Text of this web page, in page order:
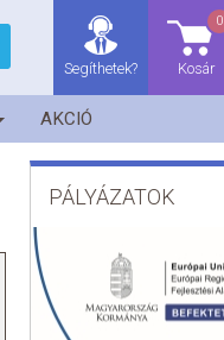
Kosár
0
Segíthetek?
AKCIÓ
PÁLYÁZATOK